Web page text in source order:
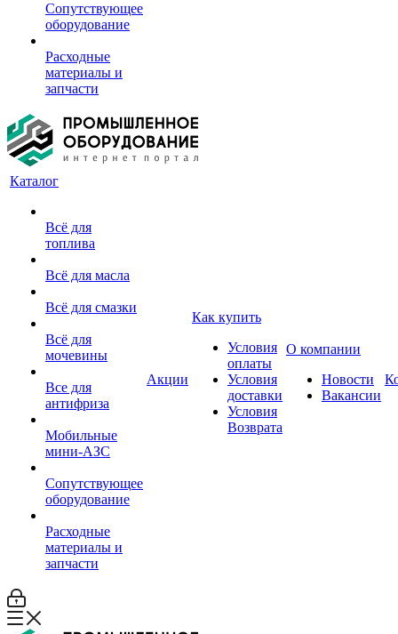
Сопутствующее
оборудование
Расходные
материалы и
запчасти
Каталог
Всё для
топлива
Всё для масла
Всё для смазки
Всё для
мочевины
Все для
антифриза
Мобильные
мини-АЗС
Сопутствующее
оборудование
Расходные
материалы и
запчасти
Акции
Как купить
Условия
оплаты
Условия
доставки
Условия
Возврата
О компании
Новости
Вакансии